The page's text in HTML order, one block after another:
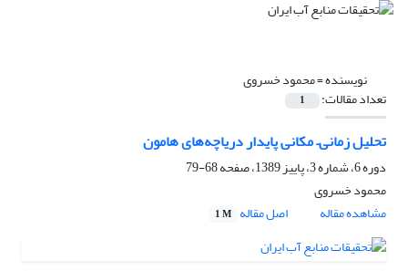
نویسنده =محمود خسروی
تعداد مقالات: 1
تحلیل زمانی– مکانی پایدار دریاچه‌های هامون
دوره 6، شماره 3، پاییز 1389، صفحه
68-79
محمود خسروی
مشاهده مقاله
اصل مقاله 1 M